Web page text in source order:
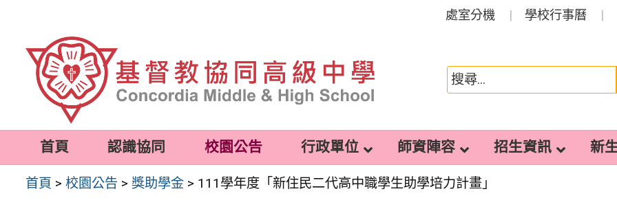
容
處室分機 學校行事曆
首頁 認識協同 校園公告 行政單位 師資陣容 招生資訊 新
首頁 >校園公告 >獎助學金 > 111學年度「新住民二代高中職學生助學培力計畫」